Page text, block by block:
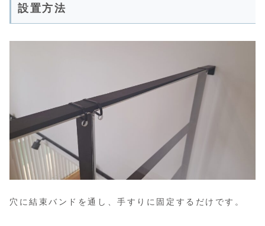
設置方法
穴に結束バンドを通し、手すりに固定するだけです。